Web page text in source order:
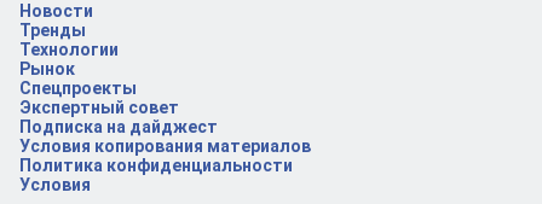
Новости
Тренды
Технологии
Рынок
Спецпроекты
Экспертный совет
Подписка на дайджест
Условия копирования материалов
Политика конфиденциальности
Условия